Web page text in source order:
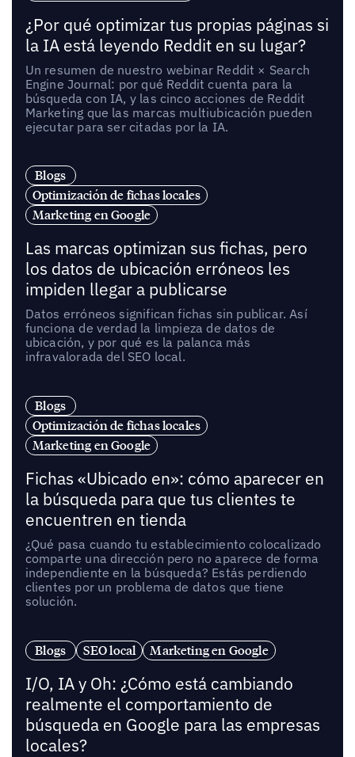
¿Por qué optimizar tus propias páginas si
la IA está leyendo Reddit en su lugar?
Un resumen de nuestro webinar Reddit × Search
Engine Journal: por qué Reddit cuenta para la
búsqueda con IA, y las cinco acciones de Reddit
Marketing que las marcas multiubicación pueden
ejecutar para ser citadas por la IA.
Blogs
Optimización de fichas locales
Marketing en Google
Las marcas optimizan sus fichas, pero
los datos de ubicación erróneos les
impiden llegar a publicarse
Datos erróneos significan fichas sin publicar. Así
funciona de verdad la limpieza de datos de
ubicación, y por qué es la palanca más
infravalorada del SEO local.
Blogs
Optimización de fichas locales
Marketing en Google
Fichas «Ubicado en»: cómo aparecer en
la búsqueda para que tus clientes te
encuentren en tienda
¿Qué pasa cuando tu establecimiento colocalizado
comparte una dirección pero no aparece de forma
independiente en la búsqueda? Estás perdiendo
clientes por un problema de datos que tiene
solución.
Blogs SEO local Marketing en Google
I/O, IA y Oh: ¿Cómo está cambiando
realmente el comportamiento de
búsqueda en Google para las empresas
locales?